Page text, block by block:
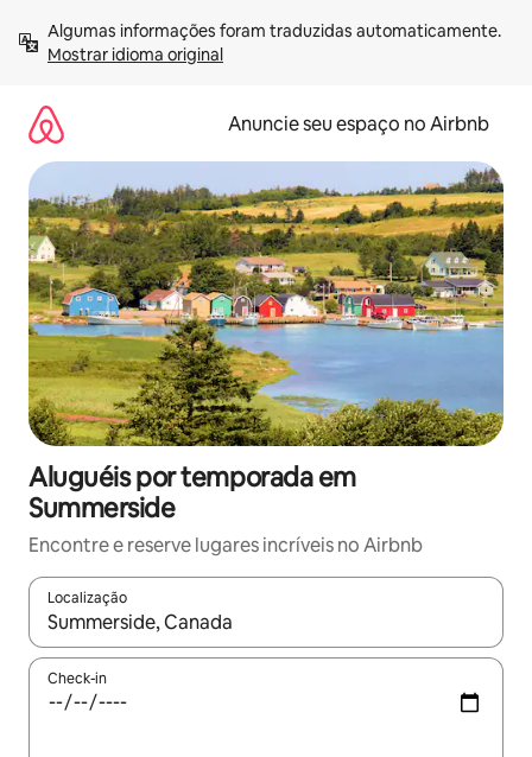
para
Mostrar idioma original
Anuncie seu espaço no Airbnb
Aluguéis por temporada em
Summerside
Encontre e reserve lugares incríveis no Airbnb
Localização
Quando os resultados estiverem disponíveis, explore-os
Check-in